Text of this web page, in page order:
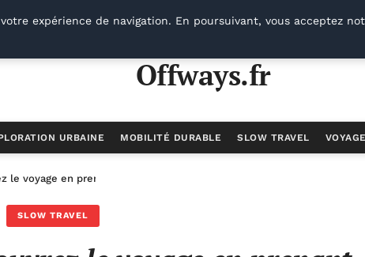
Offways.fr
URBAINE MOBILITÉ DURABLE SLOW TRAVEL
le voyage en prenant le temps d’explorer
SLOW TRAVEL
expérience de navigation. En poursuivant, vous acceptez